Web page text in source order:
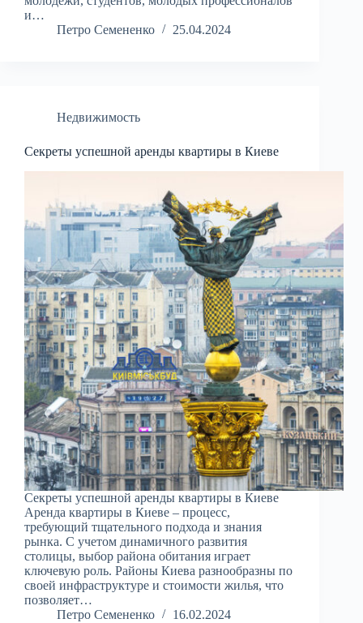
и…
Петро Семененко
25.04.2024
Недвижимость
Секреты успешной аренды квартиры в Киеве
Секреты успешной аренды квартиры в Киеве
Аренда квартиры в Киеве – процесс,
требующий тщательного подхода и знания
рынка. С учетом динамичного развития
столицы, выбор района обитания играет
ключевую роль. Районы Киева разнообразны по
своей инфраструктуре и стоимости жилья, что
позволяет…
Петро Семененко
16.02.2024